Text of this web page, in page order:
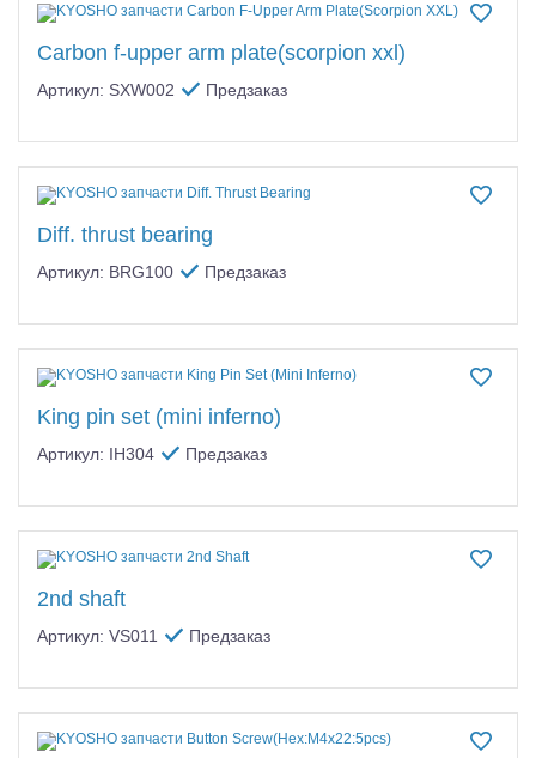
Carbon f-upper arm plate(scorpion xxl)
Артикул: SXW002 Предзаказ
Diff. thrust bearing
Артикул: BRG100 Предзаказ
King pin set (mini inferno)
Артикул: IH304 Предзаказ
2nd shaft
Артикул: VS011 Предзаказ